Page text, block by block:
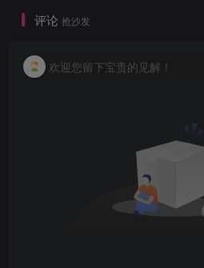
评论 抢沙发
欢迎您留下宝贵的见解！